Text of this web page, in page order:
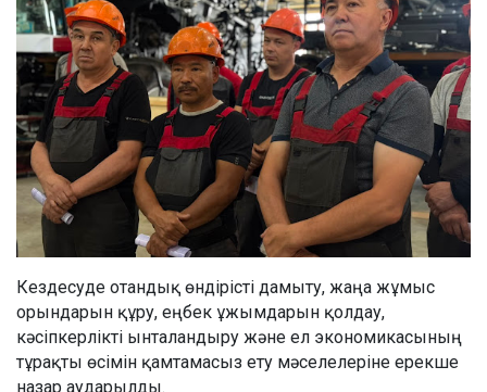
Кездесуде отандық өндірісті дамыту, жаңа жұмыс
орындарын құру, еңбек ұжымдарын қолдау,
кәсіпкерлікті ынталандыру және ел экономикасының
тұрақты өсімін қамтамасыз ету мәселелеріне ерекше
назар аударылды.